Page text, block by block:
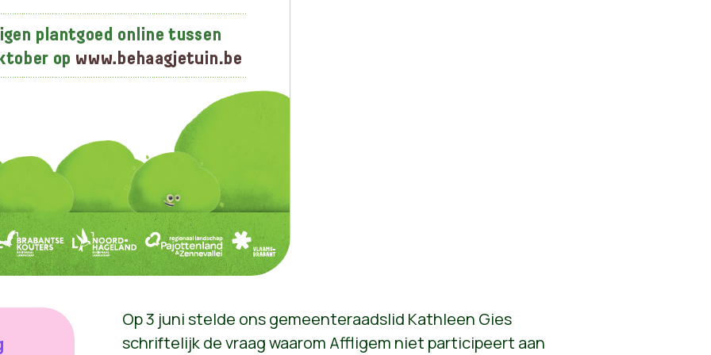
Op 3 juni stelde ons gemeenteraadslid Kathleen Gies
schriftelijk de vraag waarom Affligem niet participeert aan